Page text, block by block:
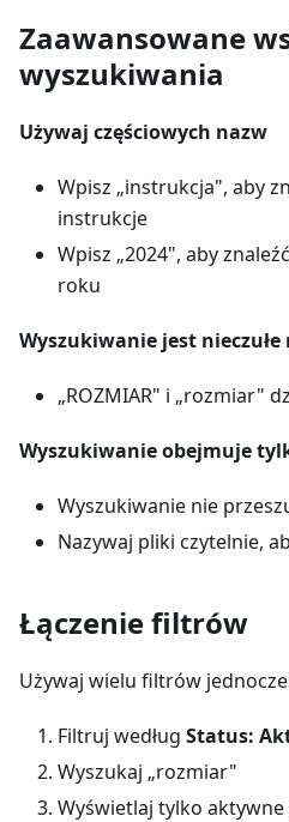
Zaawansowane
wyszukiwania
Używaj częściowych nazw
Wpisz „instrukcja", aby
instrukcje
Wpisz „2024", aby
roku
Wyszukiwanie jest
„ROZMIAR" i „rozmiar"
Wyszukiwanie obejmuje
Wyszukiwanie nie
Nazywaj pliki czytelnie,
Łączenie filtrów
Używaj wielu filtrów
Filtruj według Status:
Wyszukaj „rozmiar"
Wyświetlaj tylko aktywne